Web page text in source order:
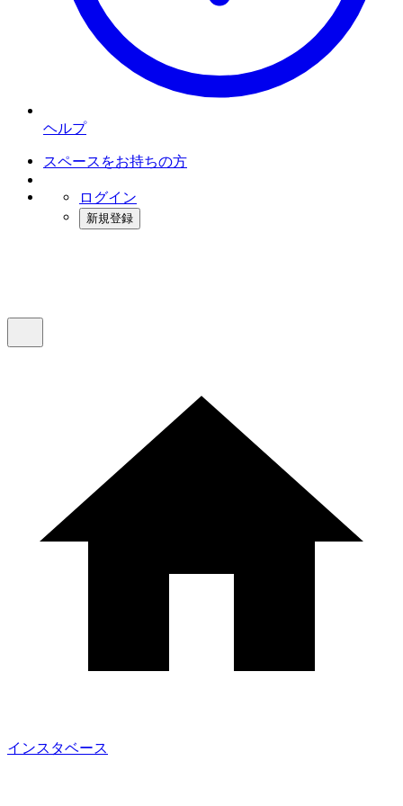
ヘルプ
スペースをお持ちの方
ログイン
新規登録
インスタベース